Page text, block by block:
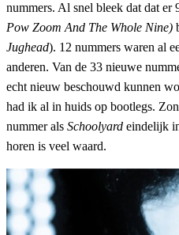
nummers. Al snel bleek dat dat er
Pow Zoom And The Whole Nine)
Jughead). 12 nummers waren al
anderen. Van de 33 nieuwe
echt nieuw beschouwd kunnen
had ik al in huids op bootlegs.
nummer als Schoolyard eindelijk
horen is veel waard.